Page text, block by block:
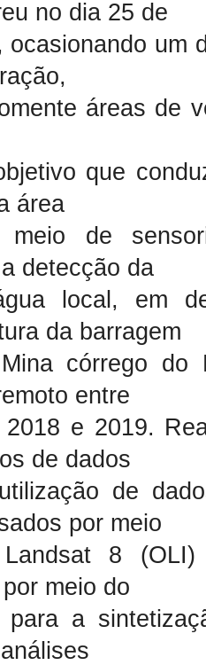
no dia 25 de
ocasionando um
áreas de
que
área
meio de
detecção da
local, em
da barragem
córrego do
entre
e 2019.
de dados
de
por meio
8
meio do
para a